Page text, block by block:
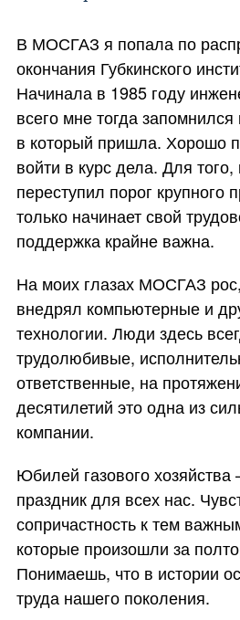
В МОСГАЗ я попала по
окончания Губкинского
Начинала в 1985 году
всего мне тогда запомнился
в который пришла. Хорошо
войти в курс дела. Для
переступил порог крупного
только начинает свой
поддержка крайне важна.
На моих глазах МОСГАЗ
внедрял компьютерные и
технологии. Люди здесь
трудолюбивые,
ответственные, на
десятилетий это одна из
компании.
Юбилей газового
праздник для всех нас.
сопричастность к тем
которые произошли за
Понимаешь, что в истории
труда нашего поколения.